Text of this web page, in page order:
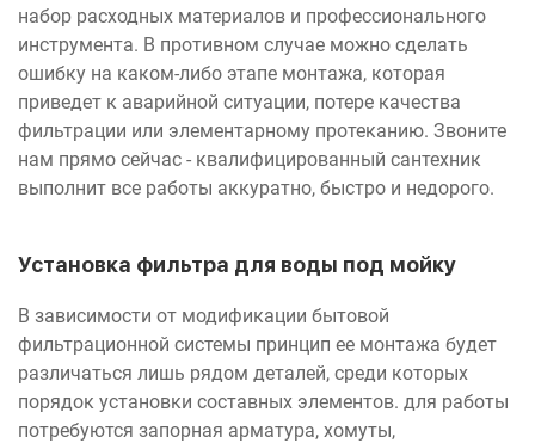
набор расходных материалов и профессионального
инструмента. В противном случае можно сделать
ошибку на каком-либо этапе монтажа, которая
приведет к аварийной ситуации, потере качества
фильтрации или элементарному протеканию. Звоните
нам прямо сейчас - квалифицированный сантехник
выполнит все работы аккуратно, быстро и недорого.
Установка фильтра для воды под мойку
В зависимости от модификации бытовой
фильтрационной системы принцип ее монтажа будет
различаться лишь рядом деталей, среди которых
порядок установки составных элементов. для работы
потребуются запорная арматура, хомуты,